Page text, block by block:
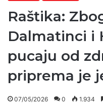
Raštika:
Dalmatinci i
pucaju od
priprema je
07/05/2026 0 1.934